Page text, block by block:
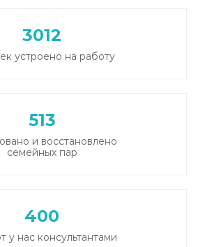
3012
устроено на работу
513
и восстановлено
семейных пар
400
у нас консультантами